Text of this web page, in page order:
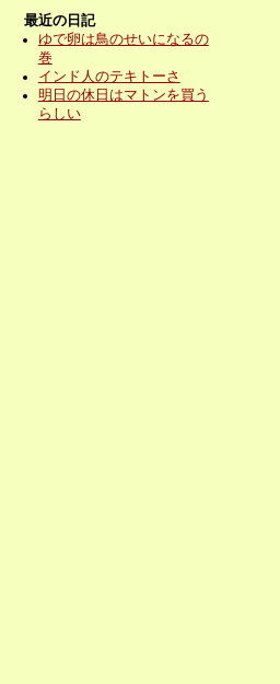
最近の日記
ゆで卵は鳥のせいになるの
巻
インド人のテキトーさ
明日の休日はマトンを買う
らしい